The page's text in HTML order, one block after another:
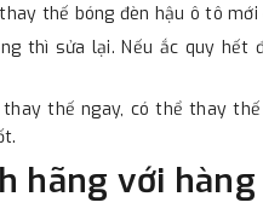
thế bóng đèn hậu ô tô
thì sửa lại. Nếu ắc quy hết
thế ngay, có thể thay
hãng với